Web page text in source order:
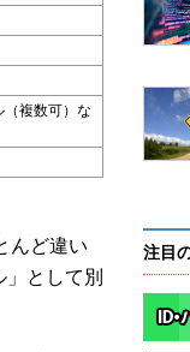
（複数可）な
んど違い
として別
注目